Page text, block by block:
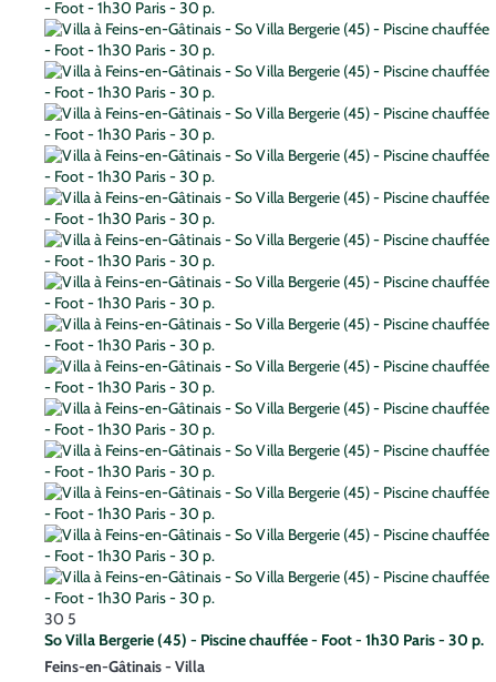
30 5
So Villa Bergerie (45) - Piscine chauffée - Foot - 1h30 Paris - 30 p.
Feins-en-Gâtinais - Villa